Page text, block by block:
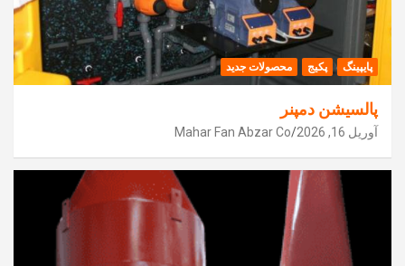
پایپینگ پکیج محصولات جدید
پالسیشن دمپنر
آوریل 16, 2026 Mahar Fan Abzar Co